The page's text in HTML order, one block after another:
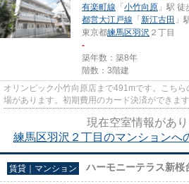
有楽町線 「 小竹向原 」駅
都営大江戸線 「 新江古田 」
東京都練馬区羽沢 ２丁目
-
築年数：築8年
階数：3階建
オリンピック小竹向原店まで491mです。こち
場があります。初期費用のカード決済ができま
現在空室情報があり
練馬区羽沢２丁目のマンションへ
賃貸｜マンション ハーモニーテラス新桜